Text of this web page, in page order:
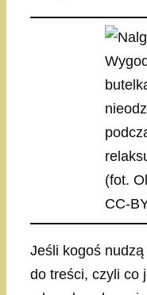
(fot.
CC-
Jeśli kogoś
do treści, czyli co